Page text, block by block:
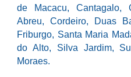
de Macacu, Cantagalo,
Abreu, Cordeiro, Duas
Friburgo, Santa Maria
do Alto, Silva Jardim,
Moraes.